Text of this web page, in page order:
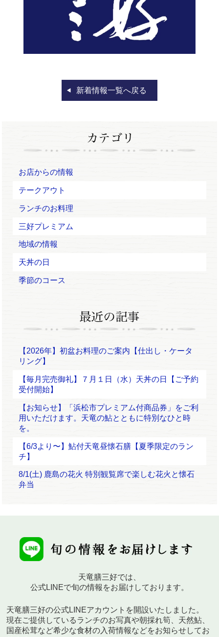
新着情報一覧へ戻る
お店からの情報
テークアウト
ランチのお料理
三好プレミアム
地域の情報
天丼の日
季節のコース
【2026年】初盆お料理のご案内【仕出し・ケータ
リング】
【毎月完売御礼】７月１日（水）天丼の日【ご予約
受付開始】
【お知らせ】「浜松市プレミアム付商品券」をご利
用いただけます。天竜の鮎とともに特別なひと時
を。
【6/3より〜】鮎付天竜昼懐石膳【夏季限定のラン
チ】
8/1(土) 鹿島の花火 特別観覧席で楽しむ花火と懐石
弁当
天竜膳三好では、
公式LINEで旬の情報をお届けしております。
天竜膳三好の公式LINEアカウントを開設いたしました。
現在ご提供しているランチのお写真や朝採れ筍、天然鮎、
国産松茸など希少な食材の入荷情報などをお知らせしてお